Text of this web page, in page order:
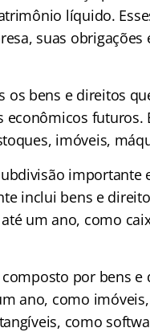
líquido.
suas
os bens e direitos
futuros.
imóveis,
importante
inclui bens e
um ano, como
por bens
ano, como
como